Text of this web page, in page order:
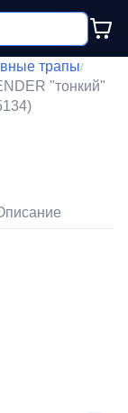
трапы/
"тонкий"